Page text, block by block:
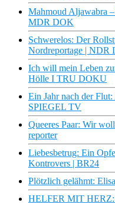
Mahmoud Aljawabra
MDR DOK
Schwerelos: Der
Nordreportage | NDR
Ich will mein Leben
Hölle I TRU DOKU
Ein Jahr nach der
SPIEGEL TV
Queeres Paar: Wir
reporter
Liebesbetrug: Ein
Kontrovers | BR24
Plötzlich gelähmt:
HELFER MIT HERZ: